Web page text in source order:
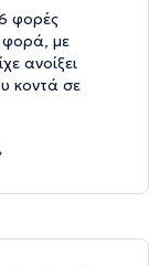
φορές
φορά, με
ανοίξει
κοντά σε